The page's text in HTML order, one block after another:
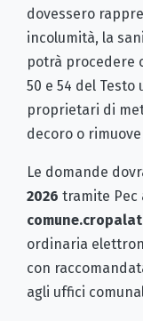
dovessero
incolumità, la
potrà procedere
50 e 54 del
proprietari di
decoro o
Le domande
2026 tramite Pec
ordinaria
con
agli uffici